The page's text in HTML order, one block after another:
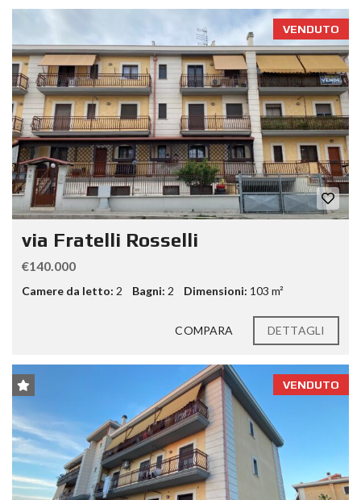
VENDUTO
via Fratelli Rosselli
€140.000
Camere da letto: 2 Bagni: 2 Dimensioni: 103 m²
COMPARA DETTAGLI
VENDUTO